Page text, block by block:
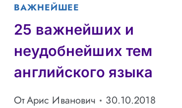
ВАЖНЕЙШЕЕ
25 важнейших и
неудобнейших тем
английского языка
ОтАрис Иванович 30.10.2018